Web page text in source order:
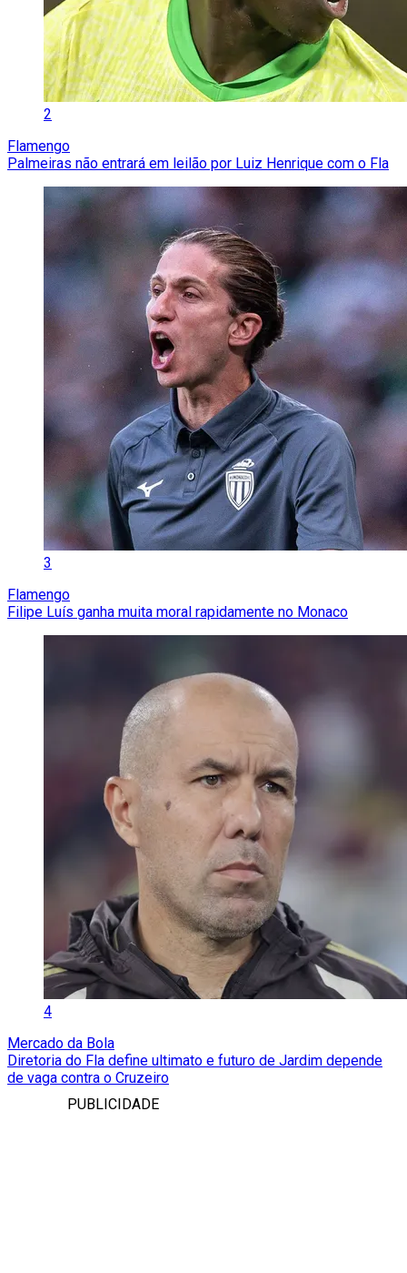
2
Flamengo
Palmeiras não entrará em leilão por Luiz Henrique com o Fla
3
Flamengo
Filipe Luís ganha muita moral rapidamente no Monaco
4
Mercado da Bola
Diretoria do Fla define ultimato e futuro de Jardim depende
de vaga contra o Cruzeiro
PUBLICIDADE